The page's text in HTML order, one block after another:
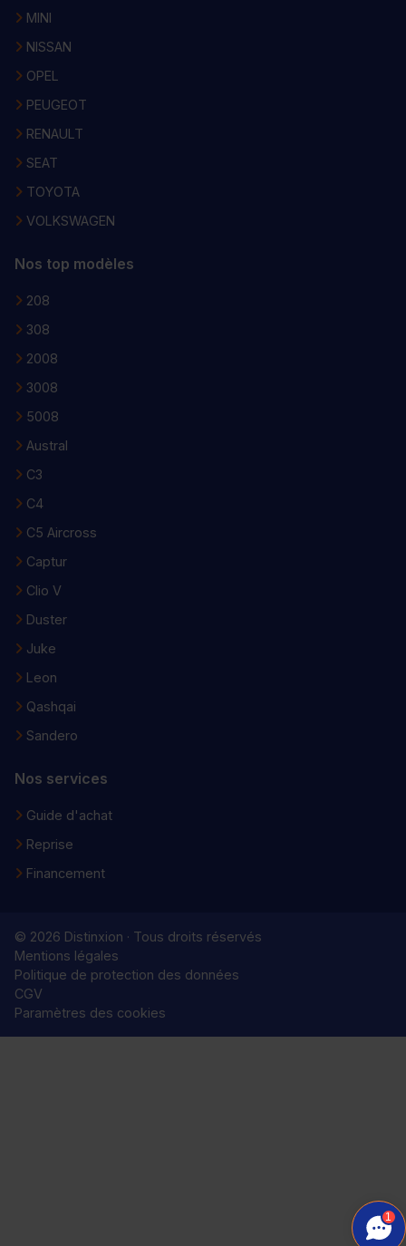
MINI
NISSAN
OPEL
PEUGEOT
RENAULT
SEAT
TOYOTA
VOLKSWAGEN
Nos top modèles
208
308
2008
3008
5008
Austral
C3
C4
C5 Aircross
Captur
Clio V
Duster
Juke
Leon
Qashqai
Sandero
Nos services
Guide d'achat
Reprise
Financement
© 2026 Distinxion · Tous droits réservés
Mentions légales
Politique de protection des données
CGV
Paramètres des cookies
1